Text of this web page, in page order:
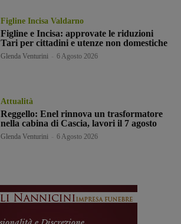
Figline Incisa Valdarno
Figline e Incisa: approvate le riduzioni
Tari per cittadini e utenze non domestiche
Glenda Venturini 6 Agosto 2026
Attualità
Reggello: Enel rinnova un trasformatore
nella cabina di Cascia, lavori il 7 agosto
Glenda Venturini 6 Agosto 2026